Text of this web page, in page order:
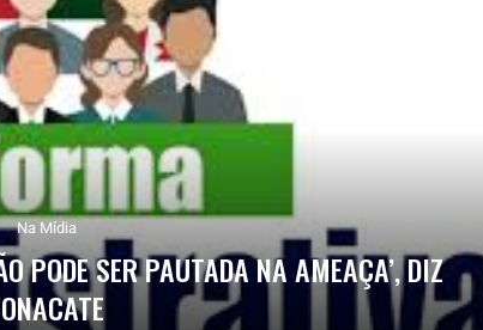
Na Mídia
PODE SER PAUTADA NA AMEAÇA’, DIZ